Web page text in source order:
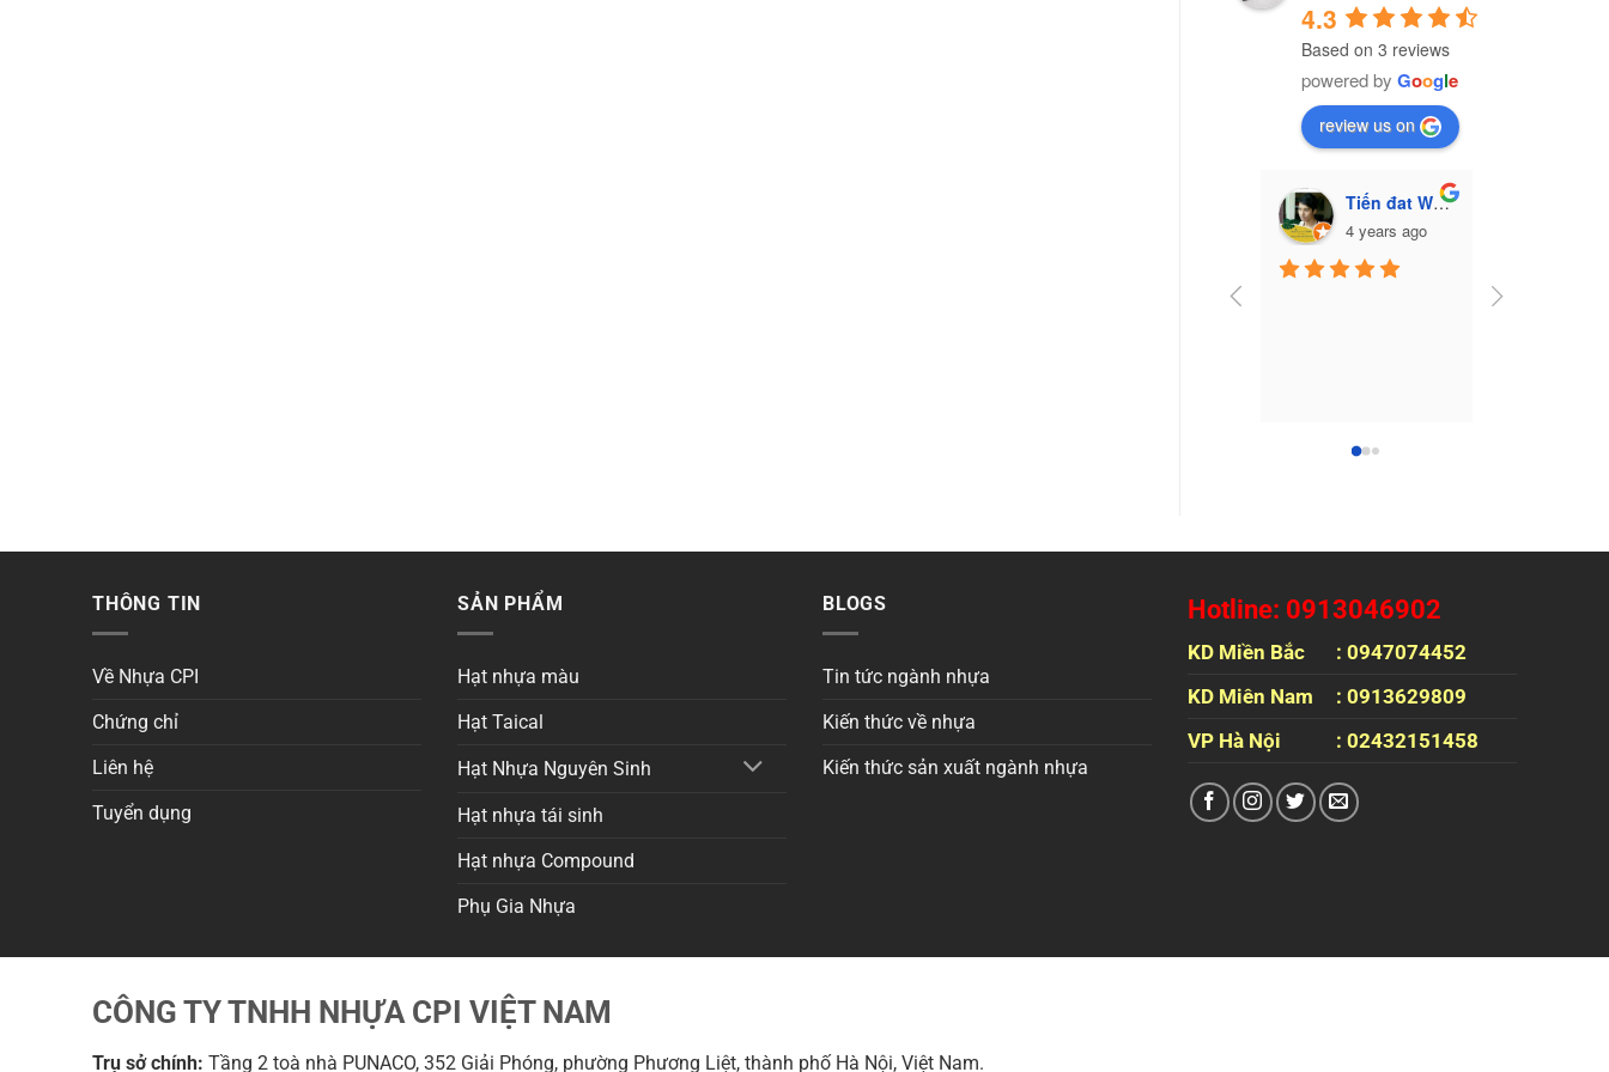
4.3
Based on 3 reviews
powered by Google
review us on
Tiến đat Wasabi (Cú mèo)
4 years ago
Công ty
THÔNG TIN
Về Nhựa CPI
Chứng chỉ
Liên hệ
Tuyển dụng
SẢN PHẨM
Hạt nhựa màu
Hạt Taical
Hạt Nhựa Nguyên Sinh
Hạt nhựa tái sinh
Hạt nhựa Compound
Phụ Gia Nhựa
BLOGS
Tin tức ngành nhựa
Kiến thức về nhựa
Kiến thức sản xuất ngành nhựa
Hotline: 0913046902
KD Miền Bắc
: 0947074452
KD Miên Nam
: 0913629809
VP Hà Nội
: 02432151458
CÔNG TY TNHH NHỰA CPI VIỆT NAM
Trụ sở chính: Tầng 2 toà nhà PUNACO, 352 Giải Phóng, phường Phương Liệt, thành phố Hà Nội, Việt Nam.